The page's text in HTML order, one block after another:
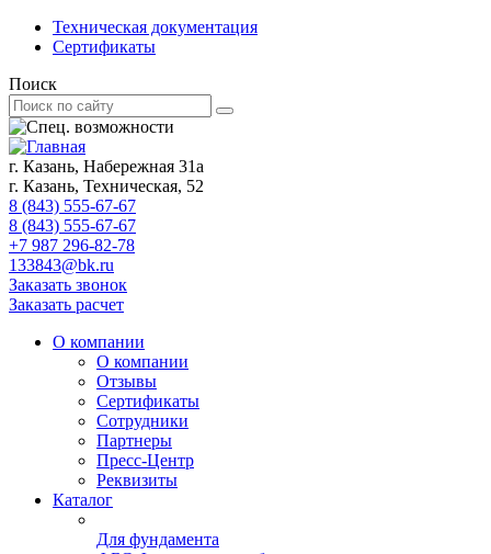
Техническая документация
Сертификаты
Поиск
г. Казань, Набережная 31а
г. Казань, Техническая, 52
8 (843) 555-67-67
8 (843) 555-67-67
+7 987 296-82-78
133843@bk.ru
Заказать звонок
Заказать расчет
О компании
О компании
Отзывы
Сертификаты
Сотрудники
Партнеры
Пресс-Центр
Реквизиты
Каталог
Для фундамента